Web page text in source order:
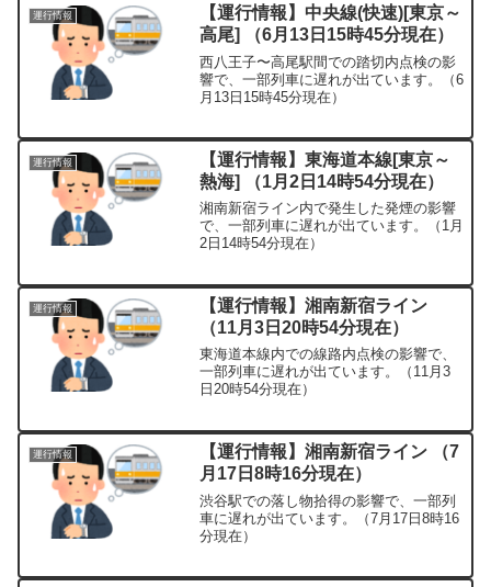
運行情報
【運行情報】中央線(快速)[東京～
高尾] （6月13日15時45分現在）
西八王子〜高尾駅間での踏切内点検の影
響で、一部列車に遅れが出ています。（6
月13日15時45分現在）
運行情報
【運行情報】東海道本線[東京～
熱海] （1月2日14時54分現在）
湘南新宿ライン内で発生した発煙の影響
で、一部列車に遅れが出ています。（1月
2日14時54分現在）
運行情報
【運行情報】湘南新宿ライン
（11月3日20時54分現在）
東海道本線内での線路内点検の影響で、
一部列車に遅れが出ています。（11月3
日20時54分現在）
運行情報
【運行情報】湘南新宿ライン （7
月17日8時16分現在）
渋谷駅での落し物拾得の影響で、一部列
車に遅れが出ています。（7月17日8時16
分現在）